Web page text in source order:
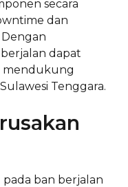
secara
dan
dapat
mendukung
Tenggara.
ban berjalan